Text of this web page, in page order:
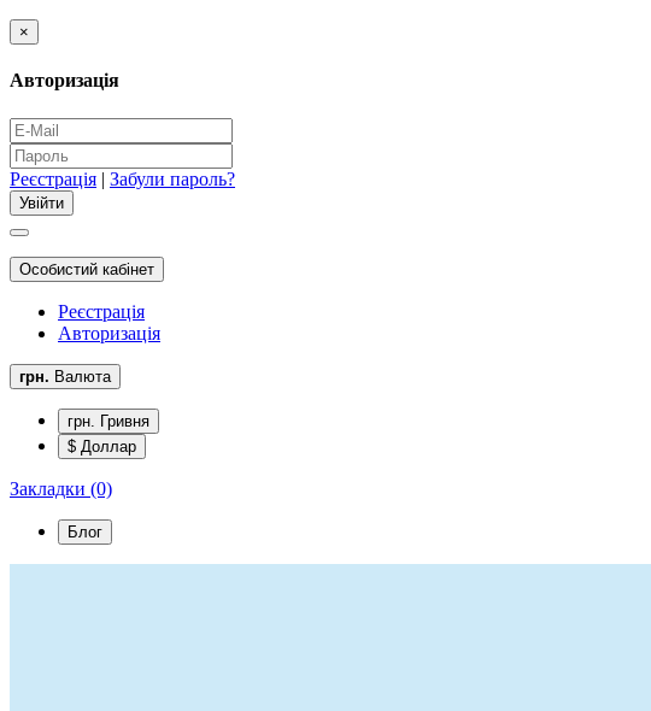
×
Авторизація
Реєстрація | Забули пароль?
Особистий кабінет
Реєстрація
Авторизація
грн. Валюта
грн. Гривня
$ Доллар
Закладки (0)
Блог